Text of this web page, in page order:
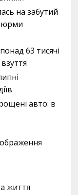
на забутий
63 тисячі
авто: в
життя